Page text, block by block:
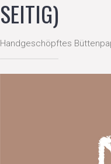
SEITIG)
Handgeschöpftes